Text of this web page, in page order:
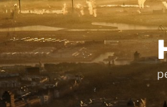
Zum
Inhalt
springen